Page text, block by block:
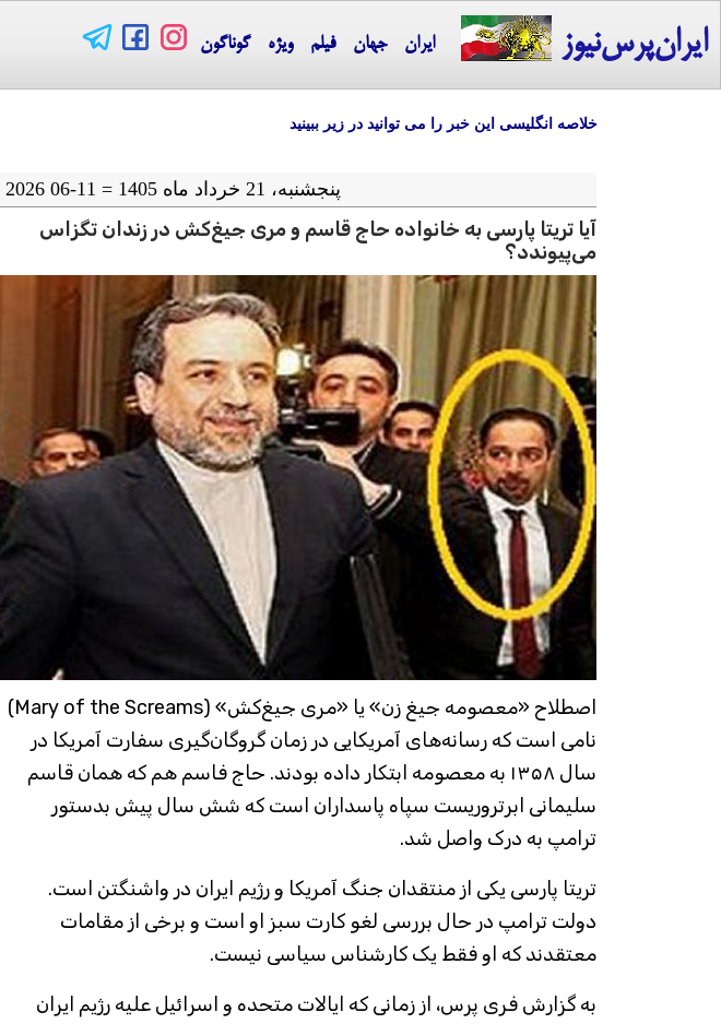
ایران‌پرس‌نیوز ایران جهان فیلم ویژه گوناگون
خلاصه انگلیسی این خبر را می توانید در زیر ببینید
پنجشنبه، 21 خرداد ماه 1405 = 11-06 2026
آیا تریتا پارسی به خانواده حاج قاسم و مری جیغ‌کش در زندان تگزاس
می‌پیوندد؟
اصطلاح «معصومه جیغ زن» یا «مری جیغ‌کش» (Mary of the Screams)
نامی است که رسانه‌های آمریکایی در زمان گروگان‌گیری سفارت آمریکا در
سال ۱۳۵۸ به معصومه ابتکار داده بودند. حاج فاسم هم که همان قاسم
سلیمانی ابرتروریست سپاه پاسداران است که شش سال پیش بدستور
ترامپ به درک واصل شد.
تریتا پارسی یکی از منتقدان جنگ آمریکا و رژیم ایران در واشنگتن است.
دولت ترامپ در حال بررسی لغو کارت سبز او است و برخی از مقامات
معتقدند که او فقط یک کارشناس سیاسی نیست.
به گزارش فری پرس، از زمانی که ایالات متحده و اسرائیل علیه رژیم ایران